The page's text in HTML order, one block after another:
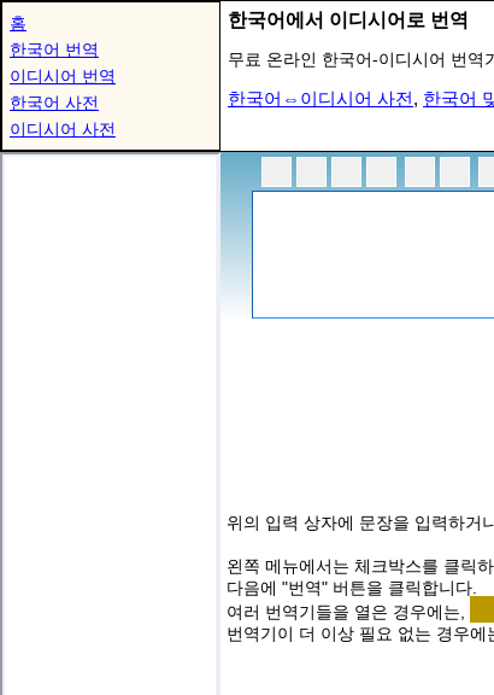
홈
한국어 번역
이디시어 번역
한국어 사전
이디시어 사전
한국어에서 이디시어로 번역
무료 온라인 한국어-이디시어 번
한국어⇔이디시어 사전, 한국어